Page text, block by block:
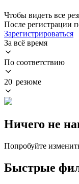
Чтобы видеть все
После регистрации
Зарегистрироваться
За всё время
По соответствию
20 резюме
Ничего не
Попробуйте
Быстрые